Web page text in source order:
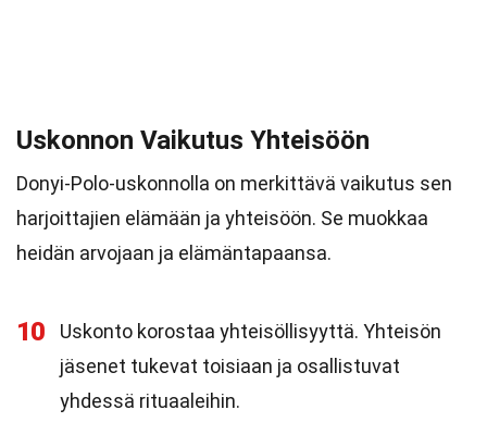
Uskonnon Vaikutus Yhteisöön
Donyi-Polo-uskonnolla on merkittävä vaikutus sen
harjoittajien elämään ja yhteisöön. Se muokkaa
heidän arvojaan ja elämäntapaansa.
10
Uskonto korostaa yhteisöllisyyttä. Yhteisön
jäsenet tukevat toisiaan ja osallistuvat
yhdessä rituaaleihin.